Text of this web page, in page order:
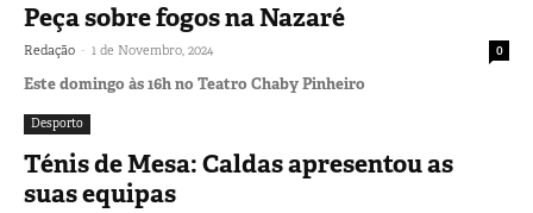
Peça sobre fogos na Nazaré
Redação - 1 de Novembro, 2024 0
Este domingo às 16h no Teatro Chaby Pinheiro
Desporto
Ténis de Mesa: Caldas apresentou as
suas equipas